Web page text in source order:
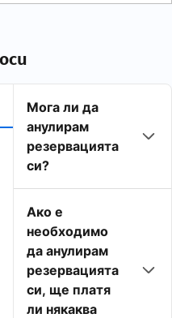
Мога ли да
анулирам
резервацията
си?
Ако е
необходимо
да анулирам
резервацията
си, ще платя
ли някаква